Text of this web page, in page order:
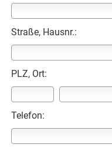
Straße, Hausnr.:
PLZ, Ort:
Telefon: